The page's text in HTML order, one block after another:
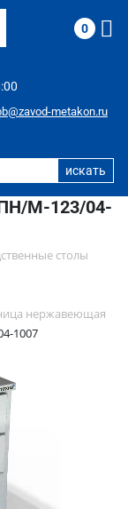
metakon.ru
0
М-123/04-
столы
нержавеющая
1007